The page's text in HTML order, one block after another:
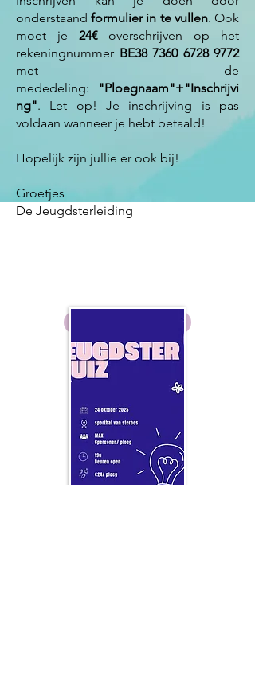
onderstaandformulier in te vullen. Ook
moet je 24€overschrijven op het
rekeningnummer BE38 7360 6728 9772
met de
mededeling:
"Ploegnaam"+"Inschrijvi
ng". Let op! Je inschrijving is pas
voldaan wanneer je hebt betaald!
Hopelijk zijn jullie er ook bij!
Groetjes
De Jeugdsterleiding